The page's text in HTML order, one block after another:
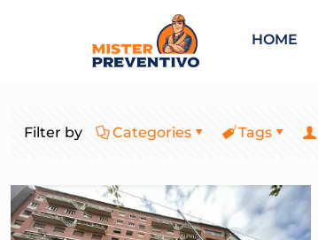
HOME
Filter by Categories Tags